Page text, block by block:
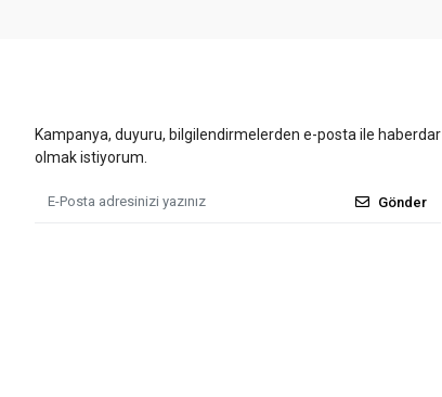
Kampanya, duyuru, bilgilendirmelerden e-posta ile haberdar
olmak istiyorum.
Gönder